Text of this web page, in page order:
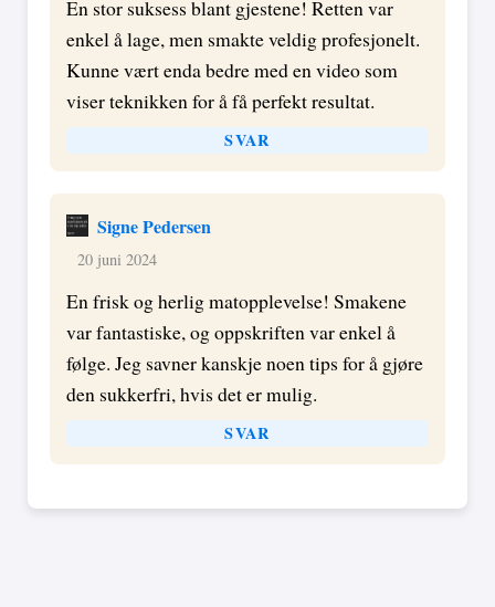
En stor suksess blant gjestene! Retten var
enkel å lage, men smakte veldig profesjonelt.
Kunne vært enda bedre med en video som
viser teknikken for å få perfekt resultat.
SVAR
Signe Pedersen
20 juni 2024
En frisk og herlig matopplevelse! Smakene
var fantastiske, og oppskriften var enkel å
følge. Jeg savner kanskje noen tips for å gjøre
den sukkerfri, hvis det er mulig.
SVAR